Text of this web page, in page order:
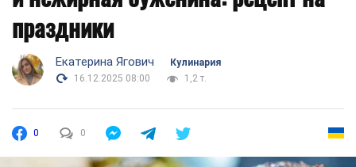
праздники
Екатерина Ягович
Кулинария
16.12.2025 08:00
1,2 т.
0 0